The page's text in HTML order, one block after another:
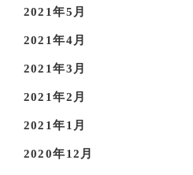
2021年5月
2021年4月
2021年3月
2021年2月
2021年1月
2020年12月